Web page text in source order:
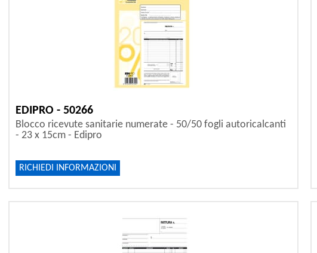
EDIPRO - 50266
Blocco ricevute sanitarie numerate - 50/50 fogli autoricalcanti
- 23 x 15cm - Edipro
RICHIEDI INFORMAZIONI